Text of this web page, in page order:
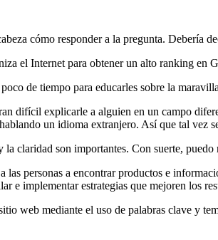
cómo responder a la pregunta. Debería
el Internet para obtener un alto ranking
de tiempo para educarles sobre la
difícil explicarle a alguien en un campo
un idioma extranjero. Así que tal vez
claridad son importantes. Con suerte,
personas a encontrar productos e
e implementar estrategias que mejoren los
web mediante el uso de palabras clave y